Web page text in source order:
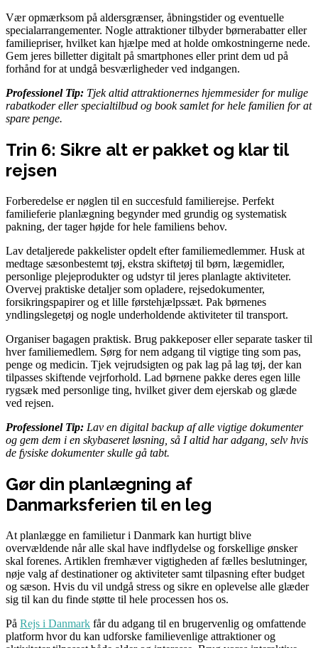
Vær opmærksom på aldersgrænser, åbningstider og eventuelle
specialarrangementer. Nogle attraktioner tilbyder børnerabatter eller
familiepriser, hvilket kan hjælpe med at holde omkostningerne nede.
Gem jeres billetter digitalt på smartphones eller print dem ud på
forhånd for at undgå besværligheder ved indgangen.
Professionel Tip: Tjek altid attraktionernes hjemmesider for mulige
rabatkoder eller specialtilbud og book samlet for hele familien for at
spare penge.
Trin 6: Sikre alt er pakket og klar til
rejsen
Forberedelse er nøglen til en succesfuld familierejse. Perfekt
familieferie planlægning begynder med grundig og systematisk
pakning, der tager højde for hele familiens behov.
Lav detaljerede pakkelister opdelt efter familiemedlemmer. Husk at
medtage sæsonbestemt tøj, ekstra skiftetøj til børn, lægemidler,
personlige plejeprodukter og udstyr til jeres planlagte aktiviteter.
Overvej praktiske detaljer som opladere, rejsedokumenter,
forsikringspapirer og et lille førstehjælpssæt. Pak børnenes
yndlingslegetøj og nogle underholdende aktiviteter til transport.
Organiser bagagen praktisk. Brug pakkeposer eller separate tasker til
hver familiemedlem. Sørg for nem adgang til vigtige ting som pas,
penge og medicin. Tjek vejrudsigten og pak lag på lag tøj, der kan
tilpasses skiftende vejrforhold. Lad børnene pakke deres egen lille
rygsæk med personlige ting, hvilket giver dem ejerskab og glæde
ved rejsen.
Professionel Tip: Lav en digital backup af alle vigtige dokumenter
og gem dem i en skybaseret løsning, så I altid har adgang, selv hvis
de fysiske dokumenter skulle gå tabt.
Gør din planlægning af
Danmarksferien til en leg
At planlægge en familietur i Danmark kan hurtigt blive
overvældende når alle skal have indflydelse og forskellige ønsker
skal forenes. Artiklen fremhæver vigtigheden af fælles beslutninger,
nøje valg af destinationer og aktiviteter samt tilpasning efter budget
og sæson. Hvis du vil undgå stress og sikre en oplevelse alle glæder
sig til kan du finde støtte til hele processen hos os.
På Rejs i Danmark får du adgang til en brugervenlig og omfattende
platform hvor du kan udforske familievenlige attraktioner og